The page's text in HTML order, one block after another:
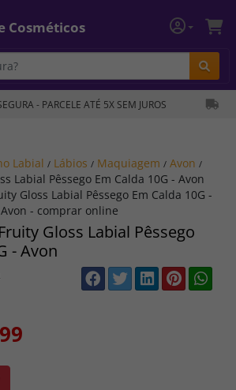
Cosméticos
- PARCELE ATÉ 5X SEM JUROS
Labial / Lábios / Maquiagem / Avon /
Labial Pêssego Em Calda 10G - Avon
Gloss Labial Pêssego
- Avon